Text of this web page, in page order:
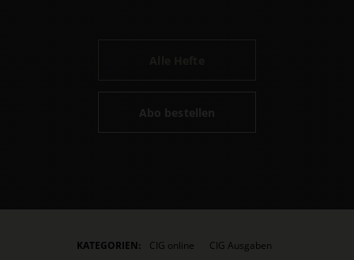
Abo bestellen
KATEGORIEN: CIG online CIG Ausgaben